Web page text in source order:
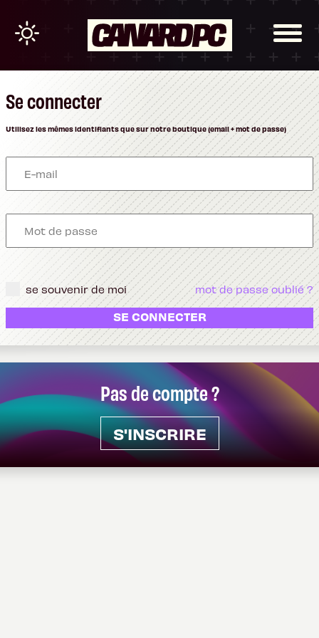
Pas de compte ?
S'INSCRIRE
Se connecter
Utilisez les mêmes identifiants que sur notre boutique (email + mot de passe)
se souvenir de moi mot de passe oublié ?
SE CONNECTER